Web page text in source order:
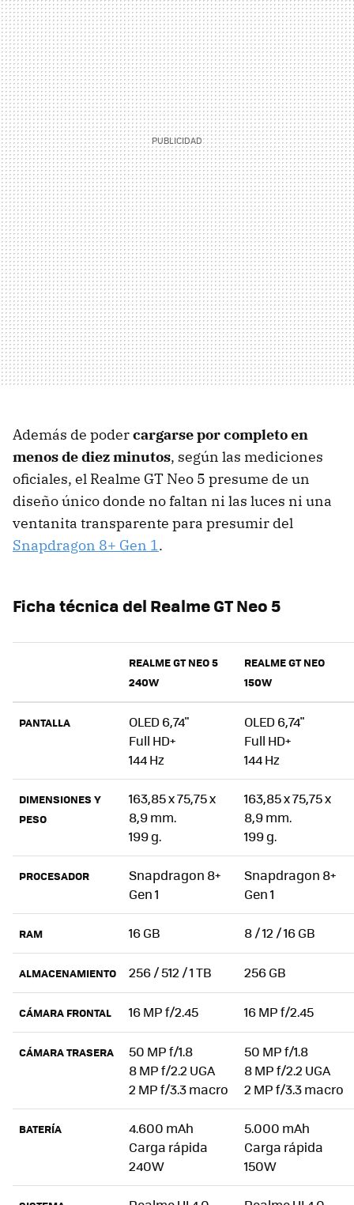
Además de podercargarse por completo en
menos de diez minutos, según las mediciones
oficiales, el Realme GT Neo 5 presume de un
diseño único donde no faltan ni las luces ni una
ventanita transparente para presumir del
Snapdragon 8+ Gen 1.
Ficha técnica del Realme GT Neo 5
REALME GT NEO 5
240W
REALME GT NEO
150W
PANTALLA
OLED 6,74"
Full HD+
144 Hz
OLED 6,74"
Full HD+
144 Hz
DIMENSIONES Y
PESO
163,85 x 75,75 x
8,9 mm.
199 g.
163,85 x 75,75 x
8,9 mm.
199 g.
PROCESADOR
Snapdragon 8+
Gen 1
Snapdragon 8+
Gen 1
RAM 16 GB 8 / 12 / 16 GB
ALMACENAMIENTO 256 / 512 / 1 TB 256 GB
CÁMARA FRONTAL 16 MP f/2.45 16 MP f/2.45
CÁMARA TRASERA
50 MP f/1.8
8 MP f/2.2 UGA
2 MP f/3.3 macro
50 MP f/1.8
8 MP f/2.2 UGA
2 MP f/3.3 macro
BATERÍA
4.600 mAh
Carga rápida
240W
5.000 mAh
Carga rápida
150W